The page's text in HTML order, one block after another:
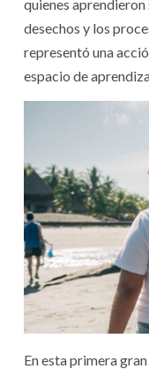
quienes
desechos y los
representó una
espacio de
En esta primera